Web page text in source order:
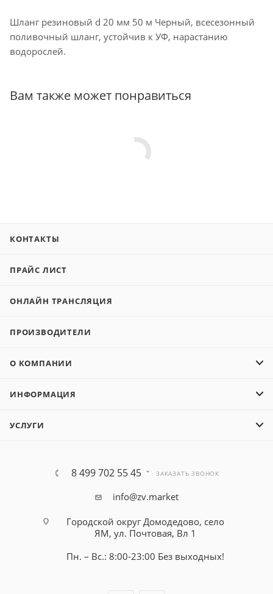
Шланг резиновый d 20 мм 50 м Черный, всесезонный
поливочный шланг, устойчив к УФ, нарастанию
водорослей.
Вам также может понравиться
КОНТАКТЫ
ПРАЙС ЛИСТ
ОНЛАЙН ТРАНСЛЯЦИЯ
ПРОИЗВОДИТЕЛИ
О КОМПАНИИ
ИНФОРМАЦИЯ
УСЛУГИ
8 499 702 55 45 ЗАКАЗАТЬ ЗВОНОК
info@zv.market
Городской округ Домодедово, село
ЯМ, ул. Почтовая, Вл 1
Пн. – Вс.: 8:00-23:00 Без выходных!